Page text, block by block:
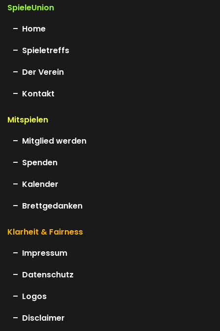
SpieleUnion
Home
Spieletreffs
Der Verein
Kontakt
Mitspielen
Mitglied werden
Spenden
Kalender
Brettgedanken
Klarheit & Fairness
Impressum
Datenschutz
Logos
Disclaimer